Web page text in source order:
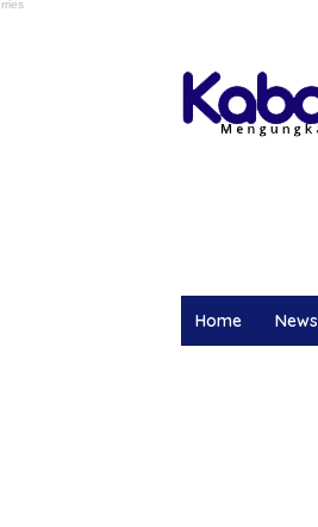
Home News